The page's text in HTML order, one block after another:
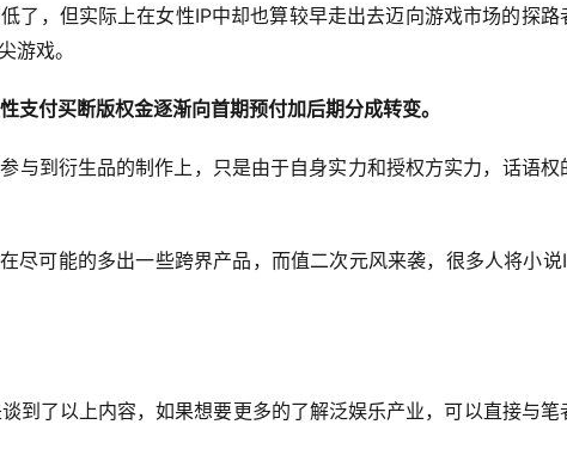
了，但实际上在女性IP中却也算较早走出去迈向游戏市场的探路
游戏。
支付买断版权金逐渐向首期预付加后期分成转变。
与到衍生品的制作上，只是由于自身实力和授权方实力，话语权
尽可能的多出一些跨界产品，而值二次元风来袭，很多人将小说
到了以上内容，如果想要更多的了解泛娱乐产业，可以直接与笔